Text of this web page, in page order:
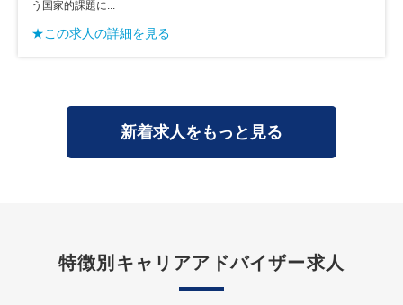
り多くの可能性を生み出す 日本におけるIT人材不足、生産性停滞とい
う国家的課題に...
新着求人をもっと見る
特徴別キャリアアドバイザー求人